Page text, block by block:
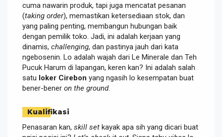
cuma nawarin produk, tapi juga mencatat pesanan
(taking order), memastikan ketersediaan stok, dan
yang paling penting, membangun hubungan baik
dengan pemilik toko. Jadi, ini adalah kerjaan yang
dinamis, challenging, dan pastinya jauh dari kata
ngebosenin. Lo adalah wajah dari Le Minerale dan Teh
Pucuk Harum di lapangan, keren kan? Ini adalah salah
satu loker Cirebon yang ngasih lo kesempatan buat
bener-bener on the ground.
Kualifikasi
Penasaran kan, skill set kayak apa sih yang dicari buat